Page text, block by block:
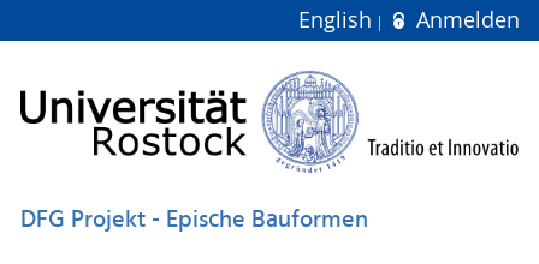
English Anmelden
DFG Projekt - Epische Bauformen